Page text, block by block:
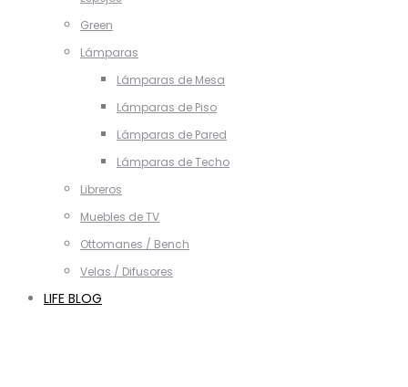
Green
Lámparas
Lámparas de Mesa
Lámparas de Piso
Lámparas de Pared
Lámparas de Techo
Libreros
Muebles de TV
Ottomanes / Bench
Velas / Difusores
LIFE BLOG